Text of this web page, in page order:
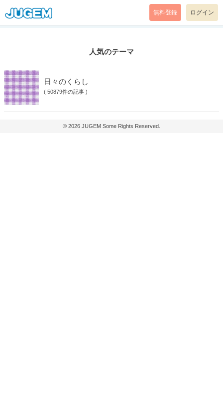
無料登録 ログイン
人気のテーマ
日々のくらし
( 50879件の記事 )
© 2026 JUGEM Some Rights Reserved.